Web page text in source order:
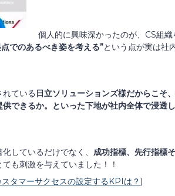
個人的に興味深かったのが、CS組
でのあるべき姿を考える”という点が実は社
ている 日立ソリューションズ様だからこそ
できるか。といった下地が社内全体で浸透
しているだけでなく、 成功指標、先行指標
も刺激を与えていました！！
スタマーサクセスの設定するKPIは？)